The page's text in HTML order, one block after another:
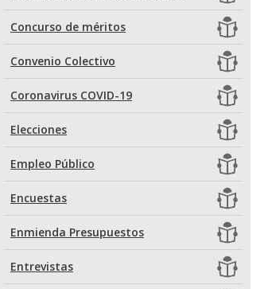
Concurso de méritos
Convenio Colectivo
Coronavirus COVID-19
Elecciones
Empleo Público
Encuestas
Enmienda Presupuestos
Entrevistas